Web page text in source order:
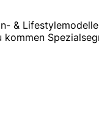
&
kommen